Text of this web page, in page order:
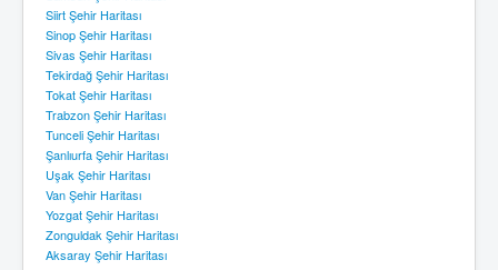
Siirt Şehir Haritası
Sinop Şehir Haritası
Sivas Şehir Haritası
Tekirdağ Şehir Haritası
Tokat Şehir Haritası
Trabzon Şehir Haritası
Tunceli Şehir Haritası
Şanlıurfa Şehir Haritası
Uşak Şehir Haritası
Van Şehir Haritası
Yozgat Şehir Haritası
Zonguldak Şehir Haritası
Aksaray Şehir Haritası